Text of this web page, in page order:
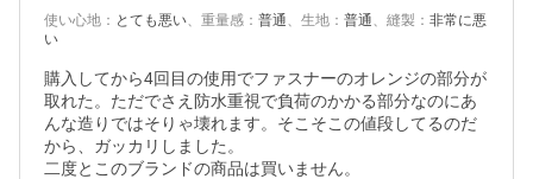
使い心地 ： とても悪い、 重量感 ： 普通、 生地 ： 普通、 縫製 ： 非常に悪
い
購入してから4回目の使用でファスナーのオレンジの部分が
取れた。ただでさえ防水重視で負荷のかかる部分なのにあ
んな造りではそりゃ壊れます。そこそこの値段してるのだ
から、ガッカリしました。
二度とこのブランドの商品は買いません。